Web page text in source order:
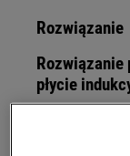
Rozwiązanie
Rozwiązanie
płycie